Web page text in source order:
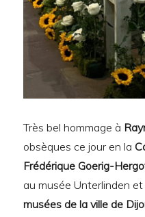
Très bel hommage à
obsèques ce jour en la
Frédérique Goerig-
au musée Unterlinden
musées de la ville de